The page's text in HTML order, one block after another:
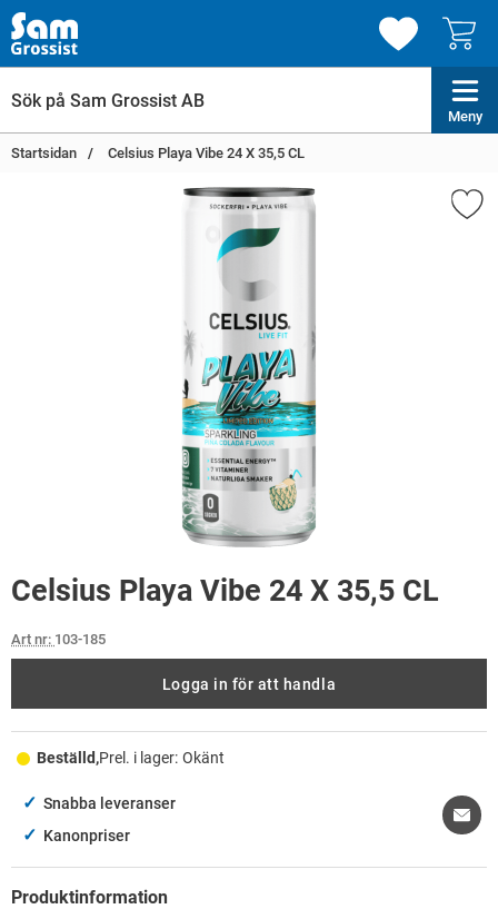
Meny
Startsidan Celsius Playa Vibe 24 X 35,5 CL
Celsius Playa Vibe 24 X 35,5 CL
Art nr: 103-185
Logga in för att handla
Beställd,Prel. i lager: Okänt
✓ Snabba leveranser
✓ Kanonpriser
Produktinformation